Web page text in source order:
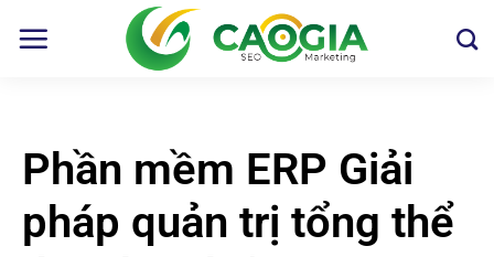
Phần mềm ERP Giải
pháp quản trị tổng thể